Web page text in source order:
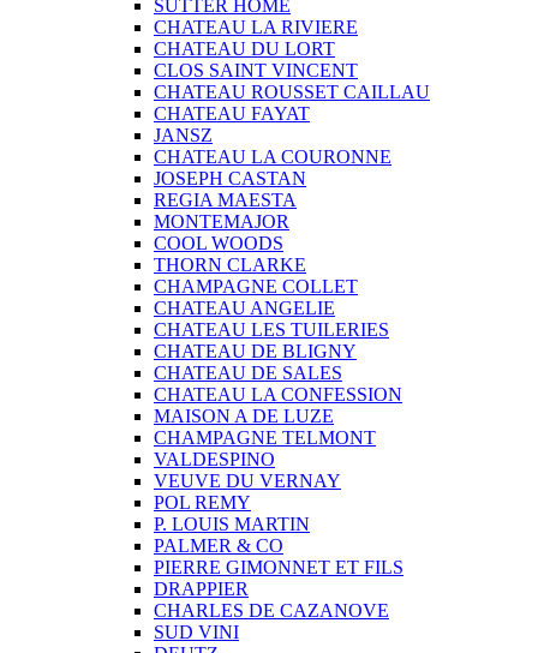
SUTTER HOME
CHATEAU LA RIVIERE
CHATEAU DU LORT
CLOS SAINT VINCENT
CHATEAU ROUSSET CAILLAU
CHATEAU FAYAT
JANSZ
CHATEAU LA COURONNE
JOSEPH CASTAN
REGIA MAESTA
MONTEMAJOR
COOL WOODS
THORN CLARKE
CHAMPAGNE COLLET
CHATEAU ANGELIE
CHATEAU LES TUILERIES
CHATEAU DE BLIGNY
CHATEAU DE SALES
CHATEAU LA CONFESSION
MAISON A DE LUZE
CHAMPAGNE TELMONT
VALDESPINO
VEUVE DU VERNAY
POL REMY
P. LOUIS MARTIN
PALMER & CO
PIERRE GIMONNET ET FILS
DRAPPIER
CHARLES DE CAZANOVE
SUD VINI